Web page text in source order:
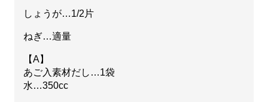
しょうが…1/2片
ねぎ…適量
【A】
あご入素材だし…1袋
水…350cc